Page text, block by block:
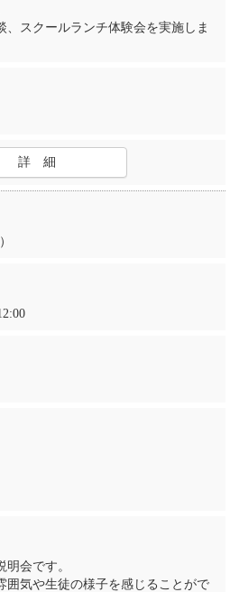
、スクールランチ体験会を実施しま
詳 細
会です。
囲気や生徒の様子を感じることがで